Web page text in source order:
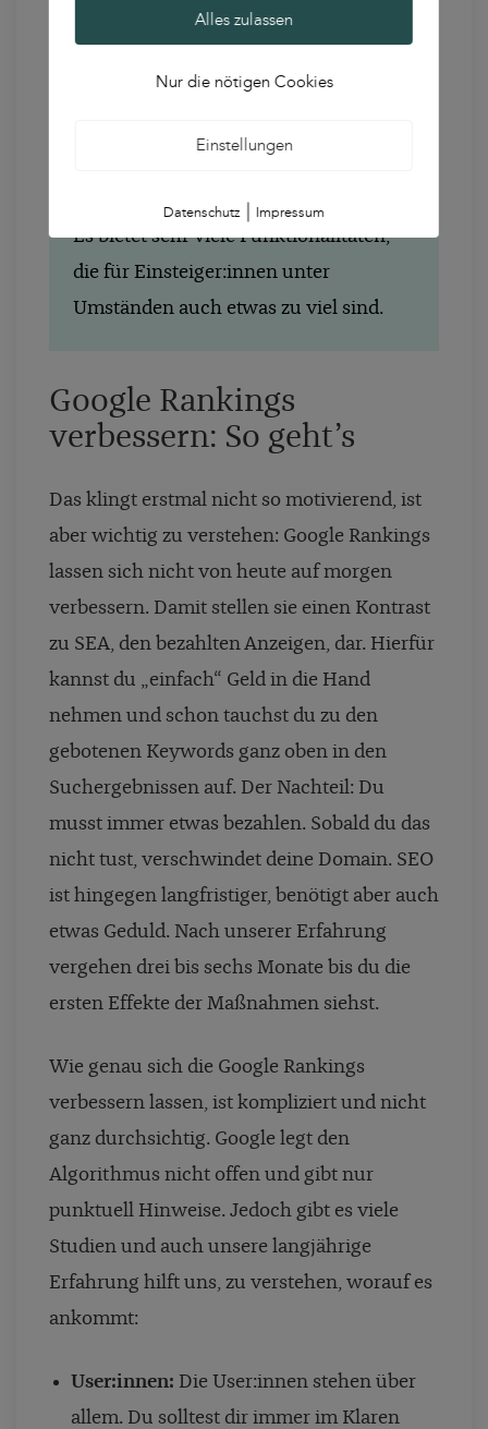
wenn du die Gesamtperfomance deiner
überprüfen möchtest. Semrush lohnt
mit SEO auseinandersetzen möchten.
Es bietet sehr viele Funktionalitäten,
die für Einsteiger:innen unter
Umständen auch etwas zu viel sind.
Google Rankings
verbessern: So geht’s
Das klingt erstmal nicht so motivierend, ist
aber wichtig zu verstehen: Google Rankings
lassen sich nicht von heute auf morgen
verbessern. Damit stellen sie einen Kontrast
zu SEA, den bezahlten Anzeigen, dar. Hierfür
kannst du „einfach“ Geld in die Hand
nehmen und schon tauchst du zu den
gebotenen Keywords ganz oben in den
Suchergebnissen auf. Der Nachteil: Du
musst immer etwas bezahlen. Sobald du das
nicht tust, verschwindet deine Domain. SEO
ist hingegen langfristiger, benötigt aber auch
etwas Geduld. Nach unserer Erfahrung
vergehen drei bis sechs Monate bis du die
ersten Effekte der Maßnahmen siehst.
Wie genau sich die Google Rankings
verbessern lassen, ist kompliziert und nicht
ganz durchsichtig. Google legt den
Algorithmus nicht offen und gibt nur
punktuell Hinweise. Jedoch gibt es viele
Studien und auch unsere langjährige
Erfahrung hilft uns, zu verstehen, worauf es
ankommt:
User:innen: Die User:innen stehen über
allem. Du solltest dir immer im Klaren
Alles zulassen
Nur die nötigen Cookies
Einstellungen
Datenschutz| Impressum